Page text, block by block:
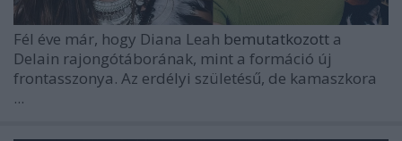
Fél éve már, hogy Diana Leah bemutatkozott a
Delain rajongótáborának, mint a formáció új
frontasszonya. Az erdélyi születésű, de kamaszkora
...